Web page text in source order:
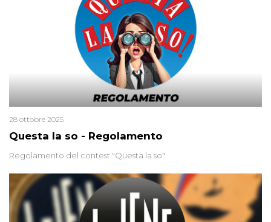
Questa la so - Regolamento
28 ottobre 2025
Regolamento del contest "Questa la so"